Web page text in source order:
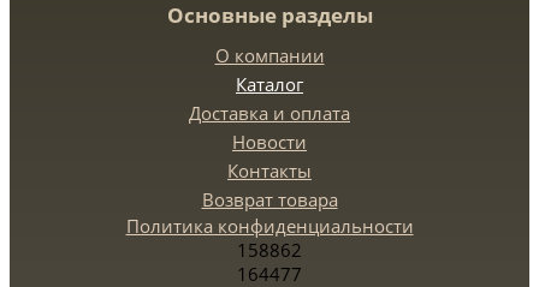
Основные разделы
О компании
Каталог
Доставка и оплата
Новости
Контакты
Возврат товара
Политика конфиденциальности
158862
164477